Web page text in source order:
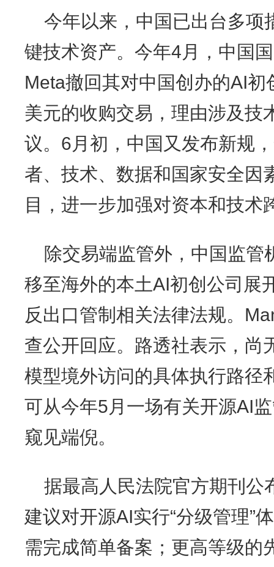
今年以来，中国已出台多项
键技术资产。今年4月，中国
Meta撤回其对中国创办的AI
美元的收购交易，理由涉及技
议。6月初，中国又发布新规
者、技术、数据和国家安全因
目，进一步加强对资本和技术
除交易端监管外，中国监管
移至海外的本土AI初创公司展
反出口管制相关法律法规。
查公开回应。路透社表示，尚
模型境外访问的具体执行路径
可从今年5月一场有关开源AI
窥见端倪。
据最高人民法院官方期刊公
建议对开源AI实行“分级管理”
需完成简单备案；更高等级的